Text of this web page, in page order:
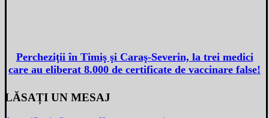
Percheziţii în Timiş şi Caraş-Severin, la trei medici
care au eliberat 8.000 de certificate de vaccinare false!
LĂSAȚI UN MESAJ